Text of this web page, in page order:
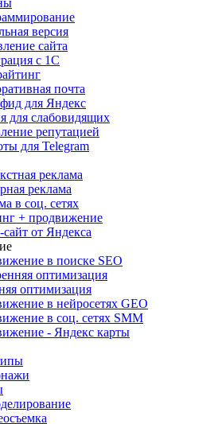
версия
сайта
с 1С
почта
для Яндекс
для слабовидящих
репутацией
для Telegram
реклама
реклама
в соц. сетях
+ продвижение
от Яндекса
в поиске SEO
оптимизация
оптимизация
в нейросетях GEO
в соц. сетях SMM
- Яндекс карты